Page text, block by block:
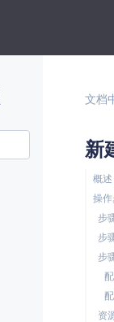
文档
新
概述
操
步
步
步
资